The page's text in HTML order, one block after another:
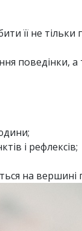
її не
поведінки,
і рефлексів;
на вершині